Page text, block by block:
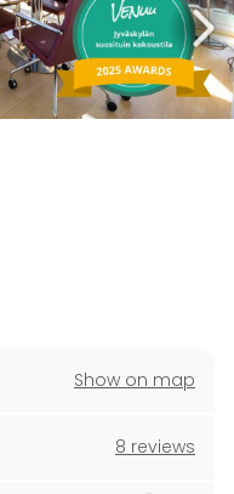
Show on map
8 reviews